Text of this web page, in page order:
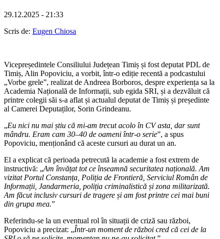
29.12.2025 - 21:33
Scris de: Eugen Chiosa
Vicepreședintele Consiliului Județean Timiș și fost deputat PDL de
Timiș, Alin Popoviciu, a vorbit, într-o ediție recentă a podcastului
„Vorbe grele”, realizat de Andreea Borboros, despre experiența sa la
Academia Națională de Informații, sub egida SRI, și a dezvăluit că
printre colegii săi s-a aflat și actualul deputat de Timiș și președinte
al Camerei Deputaților, Sorin Grindeanu.
„Eu nici nu mai știu că mi-am trecut acolo în CV asta, dar sunt
mândru. Eram cam 30–40 de oameni într-o serie”, a spus
Popoviciu, menționând că aceste cursuri au durat un an.
El a explicat că perioada petrecută la academie a fost extrem de
instructivă: „Am învățat tot ce înseamnă securitatea națională. Am
vizitat Portul Constanța, Poliția de Frontieră, Serviciul Român de
Informații, Jandarmeria, poliția criminalistică și zona militarizată.
Am făcut inclusiv cursuri de tragere și am fost printre cei mai buni
din grupa mea.”
Referindu-se la un eventual rol în situații de criză sau război,
Popoviciu a precizat: „Într-un moment de război cred că cei de la